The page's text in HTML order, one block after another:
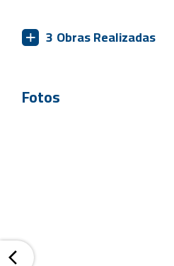
3 Obras Realizadas
Fotos